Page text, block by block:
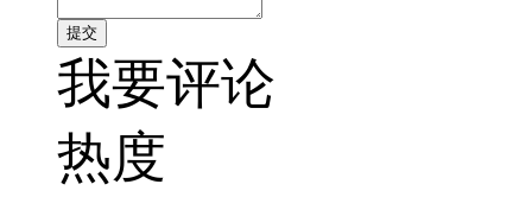
我要评论
热度